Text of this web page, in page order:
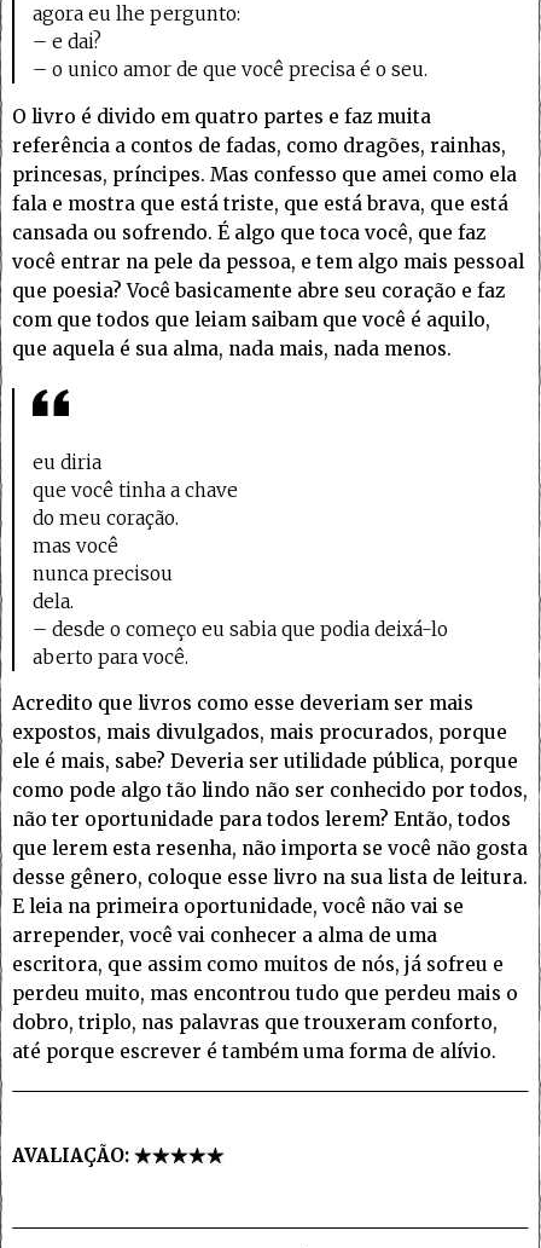
agora eu lhe pergunto:
– e dai?
– o unico amor de que você precisa é o seu.
O livro é divido em quatro partes e faz muita
referência a contos de fadas, como dragões, rainhas,
princesas, príncipes. Mas confesso que amei como ela
fala e mostra que está triste, que está brava, que está
cansada ou sofrendo. É algo que toca você, que faz
você entrar na pele da pessoa, e tem algo mais pessoal
que poesia? Você basicamente abre seu coração e faz
com que todos que leiam saibam que você é aquilo,
que aquela é sua alma, nada mais, nada menos.
eu diria
que você tinha a chave
do meu coração.
mas você
nunca precisou
dela.
– desde o começo eu sabia que podia deixá-lo
aberto para você.
Acredito que livros como esse deveriam ser mais
expostos, mais divulgados, mais procurados, porque
ele é mais, sabe? Deveria ser utilidade pública, porque
como pode algo tão lindo não ser conhecido por todos,
não ter oportunidade para todos lerem? Então, todos
que lerem esta resenha, não importa se você não gosta
desse gênero, coloque esse livro na sua lista de leitura.
E leia na primeira oportunidade, você não vai se
arrepender, você vai conhecer a alma de uma
escritora, que assim como muitos de nós, já sofreu e
perdeu muito, mas encontrou tudo que perdeu mais o
dobro, triplo, nas palavras que trouxeram conforto,
até porque escrever é também uma forma de alívio.
AVALIAÇÃO: